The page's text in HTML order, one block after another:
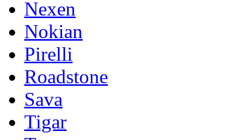
Nexen
Nokian
Pirelli
Roadstone
Sava
Tigar